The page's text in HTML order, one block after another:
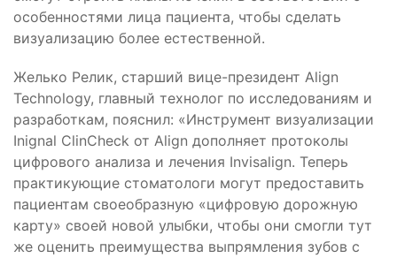
особенностями лица пациента, чтобы сделать
визуализацию более естественной.
Желько Релик, старший вице-президент Align
Technology, главный технолог по исследованиям и
разработкам, пояснил: «Инструмент визуализации
Inignal ClinCheck от Align дополняет протоколы
цифрового анализа и лечения Invisalign. Теперь
практикующие стоматологи могут предоставить
пациентам своеобразную «цифровую дорожную
карту» своей новой улыбки, чтобы они смогли тут
же оценить преимущества выпрямления зубов с